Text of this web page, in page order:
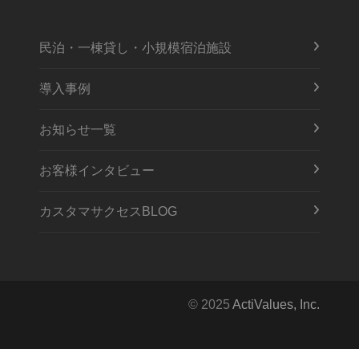
民泊・一棟貸し・小規模宿泊施設
導入事例
お知らせ一覧
お客様インタビュー
カスタマサクセスBLOG
© 2025 ActiValues, Inc.